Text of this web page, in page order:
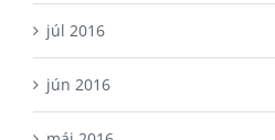
júl 2016
jún 2016